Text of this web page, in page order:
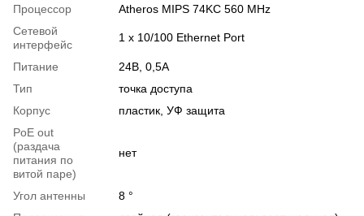
Процессор
Atheros MIPS 74KC 560 MHz
Сетевой
интерфейс
1 x 10/100 Ethernet Port
Питание
24В, 0,5А
Тип
точка доступа
Корпус
пластик, УФ защита
PoE out
(раздача
питания по
витой паре)
нет
Угол антенны
8 °